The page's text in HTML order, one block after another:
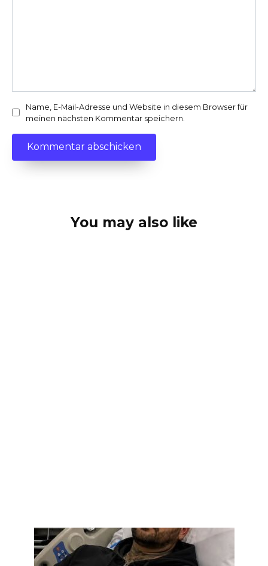
Name, E-Mail-Adresse und Website in diesem Browser für
meinen nächsten Kommentar speichern.
You may also like